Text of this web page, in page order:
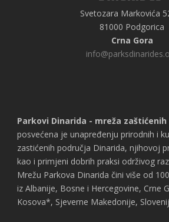
Svetozara Markovića
81000 Podgorica
Crna Gora
Parkovi Dinarida - mreža
posvećena je unapređenju prirodnih i
zastićenih područja Dinarida, njihovoj
kao i primjeni dobrih praksi održivog
Mrežu Parkova Dinarida čini više od
iz Albanije, Bosne i Hercegovine, Crne
Kosova*, Sjeverne Makedonije,